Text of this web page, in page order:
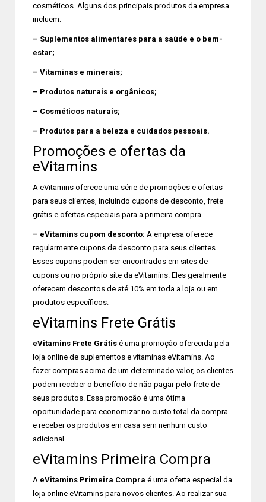
cosméticos. Alguns dos principais produtos da empresa
incluem:
– Suplementos alimentares para a saúde e o bem-
estar;
– Vitaminas e minerais;
– Produtos naturais e orgânicos;
– Cosméticos naturais;
– Produtos para a beleza e cuidados pessoais.
Promoções e ofertas da
eVitamins
A eVitamins oferece uma série de promoções e ofertas
para seus clientes, incluindo cupons de desconto, frete
grátis e ofertas especiais para a primeira compra.
– eVitamins cupom desconto: A empresa oferece
regularmente cupons de desconto para seus clientes.
Esses cupons podem ser encontrados em sites de
cupons ou no próprio site da eVitamins. Eles geralmente
oferecem descontos de até 10% em toda a loja ou em
produtos específicos.
eVitamins Frete Grátis
eVitamins Frete Grátis é uma promoção oferecida pela
loja online de suplementos e vitaminas eVitamins. Ao
fazer compras acima de um determinado valor, os clientes
podem receber o benefício de não pagar pelo frete de
seus produtos. Essa promoção é uma ótima
oportunidade para economizar no custo total da compra
e receber os produtos em casa sem nenhum custo
adicional.
eVitamins Primeira Compra
A eVitamins Primeira Compra é uma oferta especial da
loja online eVitamins para novos clientes. Ao realizar sua